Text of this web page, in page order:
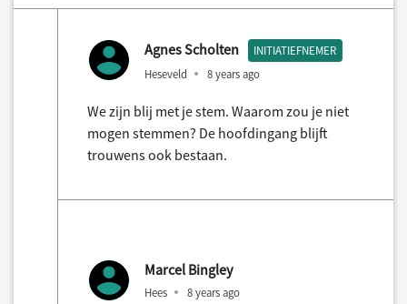
Agnes Scholten INITIATIEFNEMER
Heseveld 8 years ago
We zijn blij met je stem. Waarom zou je niet
mogen stemmen? De hoofdingang blijft
trouwens ook bestaan.
Marcel Bingley
Hees 8 years ago